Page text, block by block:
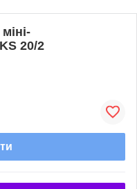
20/2